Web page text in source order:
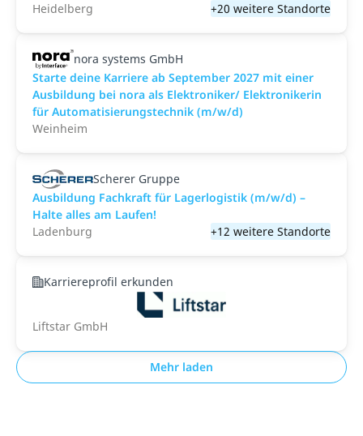
Heidelberg
+20 weitere Standorte
nora systems GmbH
Starte deine Karriere ab September 2027 mit einer
Ausbildung bei nora als Elektroniker/ Elektronikerin
für Automatisierungstechnik (m/w/d)
Weinheim
Scherer Gruppe
Ausbildung Fachkraft für Lagerlogistik (m/w/d) –
Halte alles am Laufen!
Ladenburg
+12 weitere Standorte
Karriereprofil erkunden
Liftstar GmbH
Mehr laden